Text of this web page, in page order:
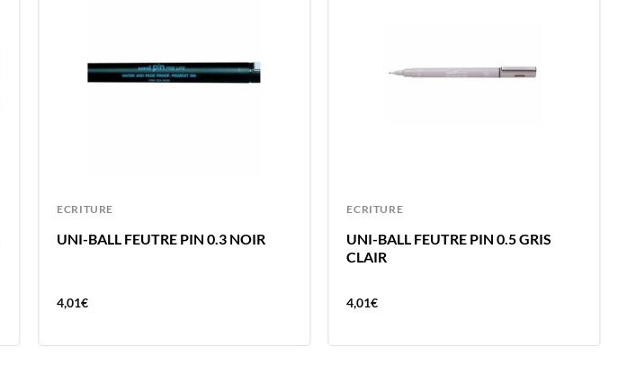
ECRITURE
UNI-BALL FEUTRE PIN 0.3 NOIR
4,01€
ECRITURE
UNI-BALL FEUTRE PIN 0.5 GRIS
CLAIR
4,01€